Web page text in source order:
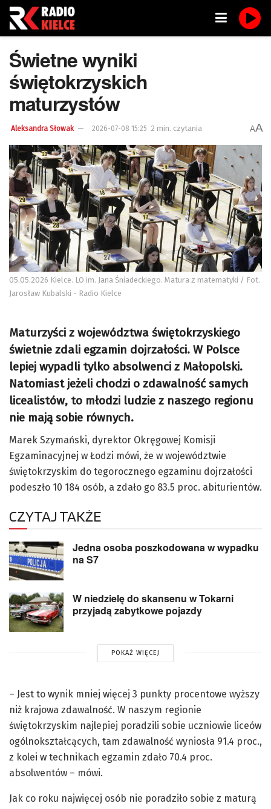
Świetne wyniki
świętokrzyskich
maturzystów
Aleksandra Słowak 2026-07-08 15:25 2 min. czytania AA
05.05.2026 Kielce. LO im. Jana Śniadeckiego. Matura z matematyki / Fot.
Jarosław Kubalski - Radio Kielce
Maturzyści z województwa świętokrzyskiego
świetnie zdali egzamin dojrzałości. W Polsce
lepiej wypadli tylko absolwenci z Małopolski.
Natomiast jeżeli chodzi o zdawalność samych
licealistów, to młodzi ludzie z naszego regionu
nie mają sobie równych.
Marek Szymański, dyrektor Okręgowej Komisji
Egzaminacyjnej w Łodzi mówi, że w województwie
świętokrzyskim do tegorocznego egzaminu dojrzałości
podeszło 10 184 osób, a zdało go 83.5 proc. abiturientów.
CZYTAJ TAKŻE
Jedna osoba poszkodowana w wypadku
na S7
W niedzielę do skansenu w Tokarni
przyjadą zabytkowe pojazdy
POKAŻ WIĘCEJ
– Jest to wynik mniej więcej 3 punkty procentowe wyższy
niż krajowa zdawalność. W naszym regionie
świętokrzyskim najlepiej poradzili sobie uczniowie liceów
ogólnokształcących, tam zdawalność wyniosła 91.4 proc.,
z kolei w technikach egzamin zdało 70.4 proc.
absolwentów – mówi.
Jak co roku najwięcej osób nie poradziło sobie z maturą